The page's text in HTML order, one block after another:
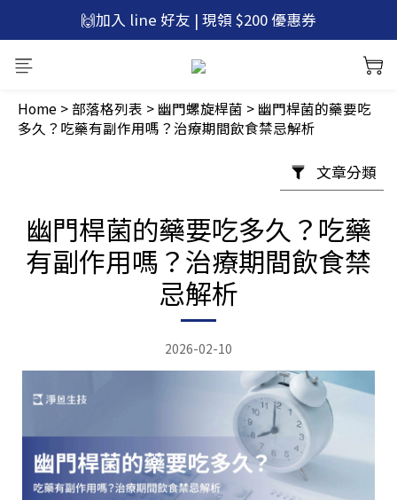
🚚滿$600免運，再贈 微笑口含錠1包
🙌加入 line 好友 | 現領 $200 優惠券
🚚滿$600免運，再贈 微笑口含錠1包
Home >部落格列表 > 幽門螺旋桿菌 > 幽門桿菌的藥要吃
多久？吃藥有副作用嗎？治療期間飲食禁忌解析
文章分類
幽門桿菌的藥要吃多久？吃藥
有副作用嗎？治療期間飲食禁
忌解析
2026-02-10